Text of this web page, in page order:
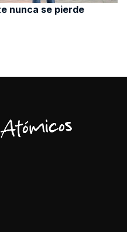
nunca se pierde